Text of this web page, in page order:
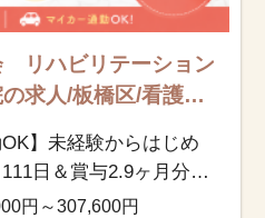
リハビリテーション
求人/板橋区/看護助
】未経験からはじめ
日＆賞与2.9ヶ月分で
円～307,600円